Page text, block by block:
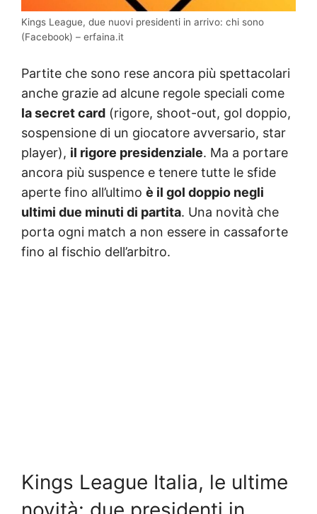
Kings League, due nuovi presidenti in arrivo: chi sono
(Facebook) – erfaina.it
Partite che sono rese ancora più spettacolari
anche grazie ad alcune regole speciali come
la secret card (rigore, shoot-out, gol doppio,
sospensione di un giocatore avversario, star
player), il rigore presidenziale. Ma a portare
ancora più suspence e tenere tutte le sfide
aperte fino all’ultimo è il gol doppio negli
ultimi due minuti di partita. Una novità che
porta ogni match a non essere in cassaforte
fino al fischio dell’arbitro.
Kings League Italia, le ultime